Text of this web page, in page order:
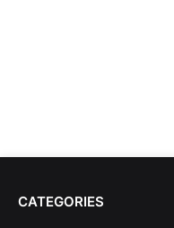
CATEGORIES